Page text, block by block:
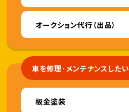
オークション代行（出品）
車を修理·メンテナンスしたい
板金塗装